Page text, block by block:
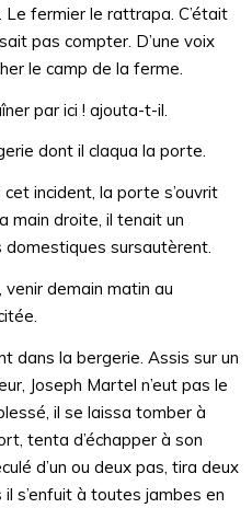
Le fermier le rattrapa. C’était
pas compter. D’une voix
le camp de la ferme.
par ici ! ajouta-t-il.
dont il claqua la porte.
incident, la porte s’ouvrit
main droite, il tenait un
sursautèrent.
venir demain matin au
dans la bergerie. Assis sur un
Joseph Martel n’eut pas le
il se laissa tomber à
tenta d’échapper à son
d’un ou deux pas, tira deux
s’enfuit à toutes jambes en